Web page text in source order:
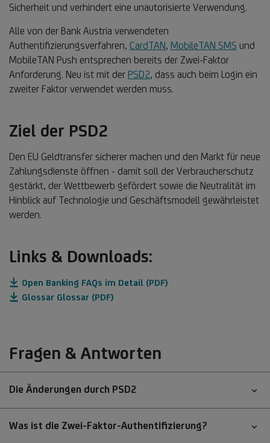
Sicherheit und verhindert eine unautorisierte Verwendung.
Alle von der Bank Austria verwendeten
Authentifizierungsverfahren, CardTAN, MobileTAN SMS und
MobileTAN Push entsprechen bereits der Zwei-Faktor
Anforderung. Neu ist mit der PSD2, dass auch beim Login ein
zweiter Faktor verwendet werden muss.
Ziel der PSD2
Den EU Geldtransfer sicherer machen und den Markt für neue
Zahlungsdienste öffnen - damit soll der Verbraucherschutz
gestärkt, der Wettbewerb gefördert sowie die Neutralität im
Hinblick auf Technologie und Geschäftsmodell gewährleistet
werden.
Links & Downloads:
Open Banking FAQs im Detail (PDF)
Glossar Glossar (PDF)
Fragen & Antworten
Die Änderungen durch PSD2
Was ist die Zwei-Faktor-Authentifizierung?